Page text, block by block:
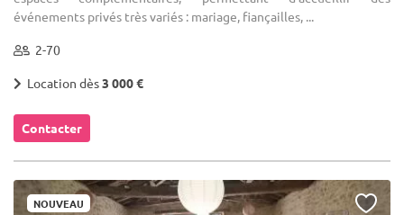
événements privés très variés : mariage, fiançailles, ...
2-70
Location dès3 000 €
Contacter
NOUVEAU